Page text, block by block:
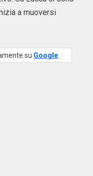
a muoversi
su Google